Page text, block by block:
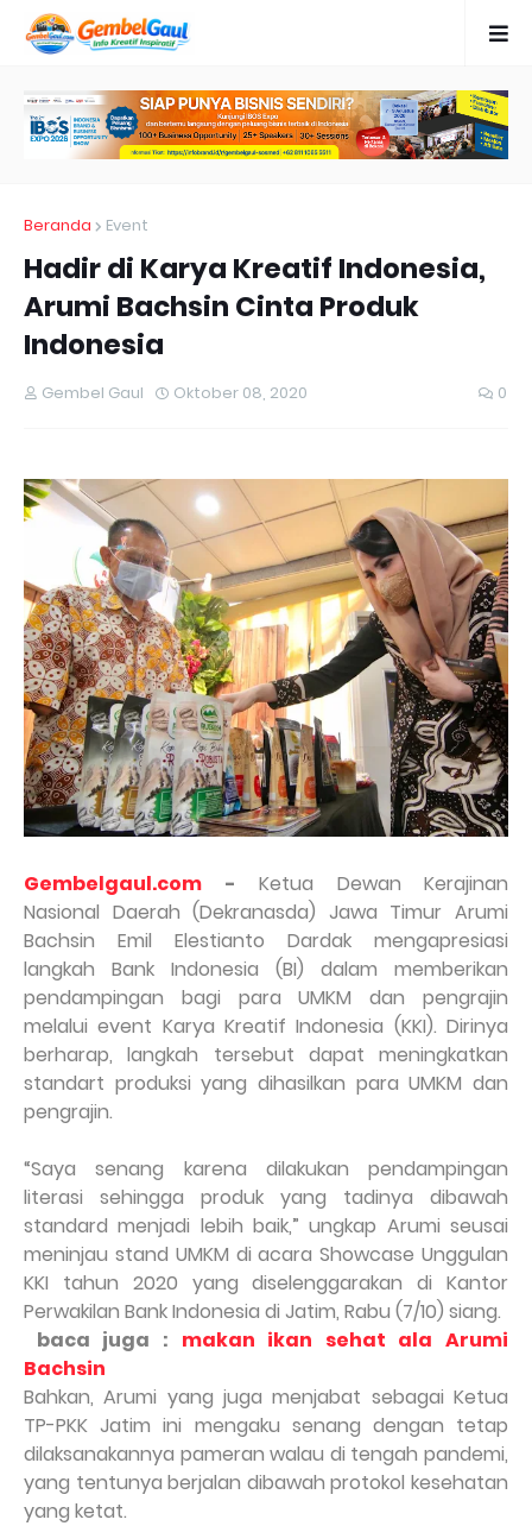
Beranda Event
Hadir di Karya Kreatif Indonesia,
Arumi Bachsin Cinta Produk
Indonesia
Gembel Gaul Oktober 08, 2020 0
Gembelgaul.com - Ketua Dewan Kerajinan
Nasional Daerah (Dekranasda) Jawa Timur Arumi
Bachsin Emil Elestianto Dardak mengapresiasi
langkah Bank Indonesia (BI) dalam memberikan
pendampingan bagi para UMKM dan pengrajin
melalui event Karya Kreatif Indonesia (KKI). Dirinya
berharap, langkah tersebut dapat meningkatkan
standart produksi yang dihasilkan para UMKM dan
pengrajin.
“Saya senang karena dilakukan pendampingan
literasi sehingga produk yang tadinya dibawah
standard menjadi lebih baik,” ungkap Arumi seusai
meninjau stand UMKM di acara Showcase Unggulan
KKI tahun 2020 yang diselenggarakan di Kantor
Perwakilan Bank Indonesia di Jatim, Rabu (7/10) siang.
baca juga : makan ikan sehat ala Arumi
Bachsin
Bahkan, Arumi yang juga menjabat sebagai Ketua
TP-PKK Jatim ini mengaku senang dengan tetap
dilaksanakannya pameran walau di tengah pandemi,
yang tentunya berjalan dibawah protokol kesehatan
yang ketat.